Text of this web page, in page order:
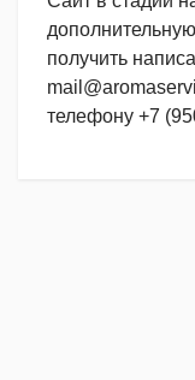
получить
телефону +7